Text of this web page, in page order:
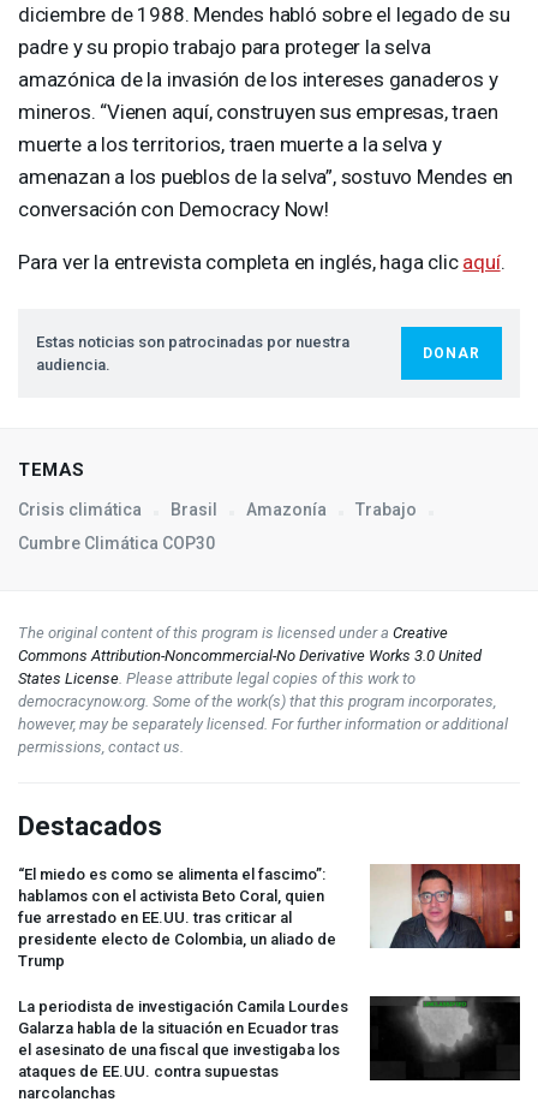
diciembre de 1988. Mendes habló sobre el legado de su
padre y su propio trabajo para proteger la selva
amazónica de la invasión de los intereses ganaderos y
mineros. “Vienen aquí, construyen sus empresas, traen
muerte a los territorios, traen muerte a la selva y
amenazan a los pueblos de la selva”, sostuvo Mendes en
conversación con Democracy Now!
Para ver la entrevista completa en inglés, haga clic aquí.
Estas noticias son patrocinadas por nuestra
audiencia.
DONAR
TEMAS
Crisis climática Brasil Amazonía
Trabajo
Cumbre Climática COP30
The original content of this program is licensed under a Creative
Commons Attribution-Noncommercial-No Derivative Works 3.0 United
States License . Please attribute legal copies of this work to
democracynow.org. Some of the work(s) that this program incorporates,
however, may be separately licensed. For further information or additional
permissions, contact us.
Destacados
“El miedo es como se alimenta el fascimo”:
hablamos con el activista Beto Coral, quien
fue arrestado en EE.UU. tras criticar al
presidente electo de Colombia, un aliado de
Trump
La periodista de investigación Camila Lourdes
Galarza habla de la situación en Ecuador tras
el asesinato de una fiscal que investigaba los
ataques de EE.UU. contra supuestas
narcolanchas